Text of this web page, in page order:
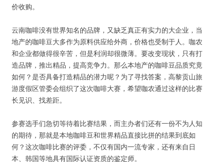
价收购。
云南咖啡没有世界知名的品牌，又缺乏真正有实力的大企业，当
地产的咖啡豆大多作为原料供应给外商，价格也受制于人。咖农
和企业都做得很辛苦，但是利润却很微薄。要改变现状，只有打
造品牌，推出精品，提高竞争力。那么本地产的咖啡豆品质究竟
如何？是否具备打造精品的潜力呢？为了寻找答案，高黎贡山旅
游度假区管委会组织了这次咖啡大赛，希望咖农通过这样的比赛
长见识、找差距。
参赛选手们急切等待着比赛结果，而主办者们还有一份不为人知
的期待，那就是本地咖啡豆和世界精品直接比拼的结果到底如
何？这次咖啡比赛的评委，不仅有国内一流专家，还有来自日
本、韩国等地具有国际认证资质的鉴定师。